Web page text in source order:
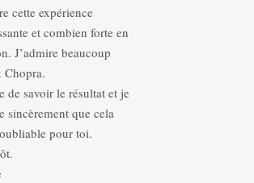
cette expérience
et combien forte en
J’admire beaucoup
Chopra.
de savoir le résultat et je
sincèrement que cela
pour toi.